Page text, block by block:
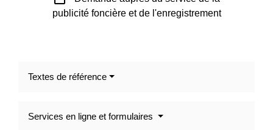
publicité foncière et de l'enregistrement
Textes de référence
Services en ligne et formulaires